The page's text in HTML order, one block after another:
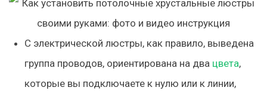
С электрической люстры, как правило, выведена
группа проводов, ориентирована на два цвета,
которые вы подключаете к нулю или к линии,